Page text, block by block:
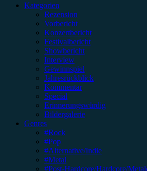
Kategorien
Rezension
Vorbericht
Konzertbericht
Festivalbericht
Showbericht
Interview
Gewinnspiel
Jahresrückblick
Kommentar
Special
Erinnerungswürdig
Bildergalerie
Genres
#Rock
#Pop
#Alternative/Indie
#Metal
#Post-Hardcore/Hardcore/